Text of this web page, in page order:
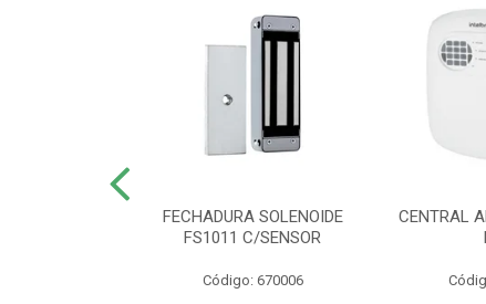
FECHADURA SOLENOIDE
FS1011 C/SENSOR
Código: 670006
CENTRAL